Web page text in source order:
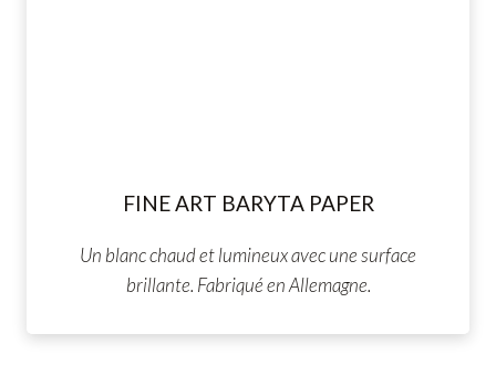
FINE ART BARYTA PAPER
Un blanc chaud et lumineux avec une surface
brillante. Fabriqué en Allemagne.